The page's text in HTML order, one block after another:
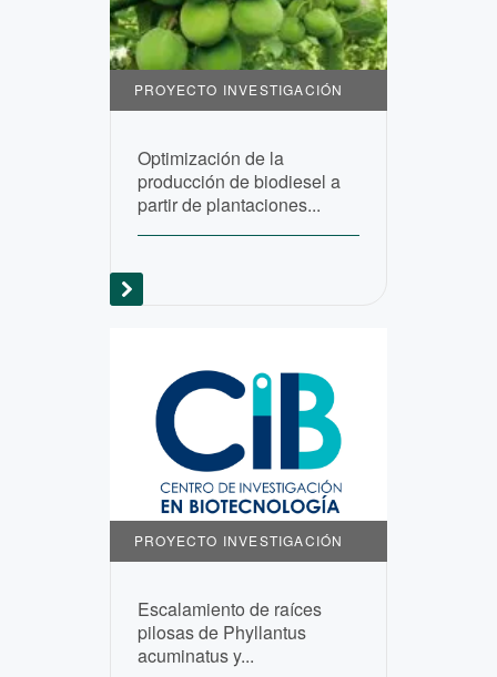
PROYECTO INVESTIGACIÓN
Optimización de la
producción de biodiesel a
partir de plantaciones...
PROYECTO INVESTIGACIÓN
Escalamiento de raíces
pilosas de Phyllantus
acuminatus y...